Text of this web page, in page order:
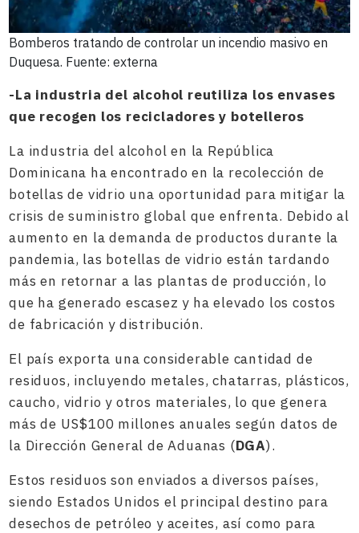
Bomberos tratando de controlar un incendio masivo en
Duquesa. Fuente: externa
-La industria del alcohol reutiliza los envases
que recogen los recicladores y botelleros
La industria del alcohol en la República
Dominicana ha encontrado en la recolección de
botellas de vidrio una oportunidad para mitigar la
crisis de suministro global que enfrenta. Debido al
aumento en la demanda de productos durante la
pandemia, las botellas de vidrio están tardando
más en retornar a las plantas de producción, lo
que ha generado escasez y ha elevado los costos
de fabricación y distribución.
El país exporta una considerable cantidad de
residuos, incluyendo metales, chatarras, plásticos,
caucho, vidrio y otros materiales, lo que genera
más de US$100 millones anuales según datos de
la Dirección General de Aduanas (DGA).
Estos residuos son enviados a diversos países,
siendo Estados Unidos el principal destino para
desechos de petróleo y aceites, así como para